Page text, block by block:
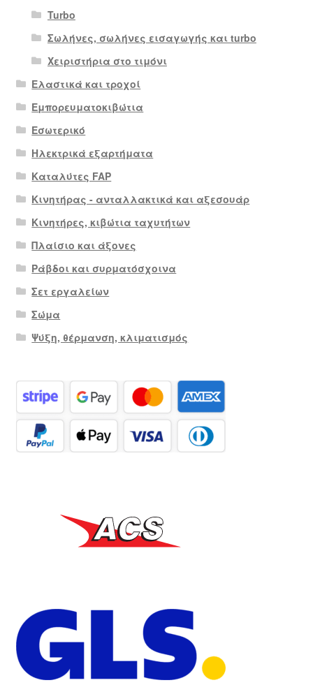
Turbo
Σωλήνες, σωλήνες εισαγωγής και turbo
Χειριστήρια στο τιμόνι
Ελαστικά και τροχοί
Εμπορευματοκιβώτια
Εσωτερικό
Ηλεκτρικά εξαρτήματα
Καταλύτες FAP
Κινητήρας - ανταλλακτικά και αξεσουάρ
Κινητήρες, κιβώτια ταχυτήτων
Πλαίσιο και άξονες
Ράβδοι και συρματόσχοινα
Σετ εργαλείων
Σώμα
Ψύξη, θέρμανση, κλιματισμός